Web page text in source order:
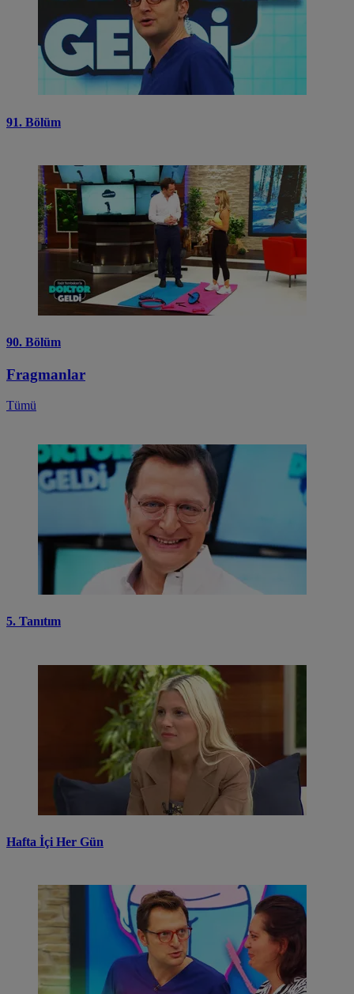
91. Bölüm
90. Bölüm
Fragmanlar
Tümü
5. Tanıtım
Hafta İçi Her Gün